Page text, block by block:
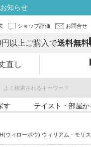
知らせ
ショップ評価 お問合せ
円以上ご購入で送料無料
直し
よく検索されるキーワード
す テイスト・部屋か
ウィローボウ) ウィリアム・モリス